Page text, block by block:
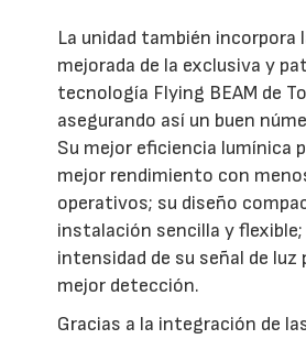
La unidad también incorpora
mejorada de la exclusiva y
tecnología Flying BEAM de
asegurando así un buen
Su mejor eficiencia lumínica
mejor rendimiento con
operativos; su diseño
instalación sencilla y
intensidad de su señal de luz
mejor detección.
Gracias a la integración de